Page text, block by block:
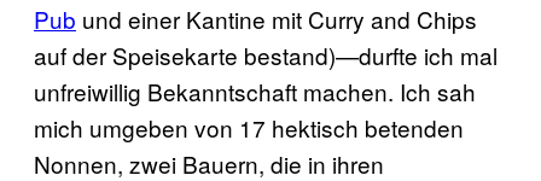
Pub und einer Kantine mit Curry and Chips
auf der Speisekarte bestand)—durfte ich mal
unfreiwillig Bekanntschaft machen. Ich sah
mich umgeben von 17 hektisch betenden
Nonnen, zwei Bauern, die in ihren